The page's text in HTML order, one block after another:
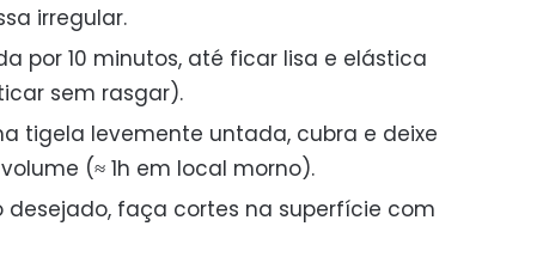
irregular.
por 10 minutos, até ficar lisa e elástica
sem rasgar).
tigela levemente untada, cubra e deixe
(≈ 1h em local morno).
desejado, faça cortes na superfície com